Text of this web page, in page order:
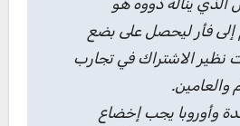
الذي يناله ذووه هو
فأر ليحصل على بضع
نظير الاشتراك في تجارب
والعامين.
وأوروبا يجب إخضاع